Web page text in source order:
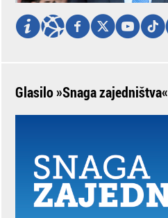
Glasilo »Snaga zajedništva«